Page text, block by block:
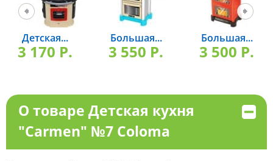
Детская...
3 170 P.
Большая...
3 550 P.
Большая...
3 500 P.
О товаре Детская кухня
"Carmen" №7 Coloma